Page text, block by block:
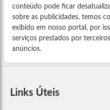
conteúdo pode ficar
sobre as publicidades, temos
exibido em nosso portal, por
serviços prestados por
anúncios.
Links Úteis